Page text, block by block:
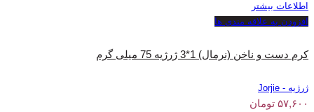
اطلاعات بیشتر
افزودن به علاقه مندی ها
کرم دست و ناخن (نرمال) 1*3 ژرژیه 75 میلی گرم
ژرژیه - Jorjie
۵۷,۶۰۰ تومان